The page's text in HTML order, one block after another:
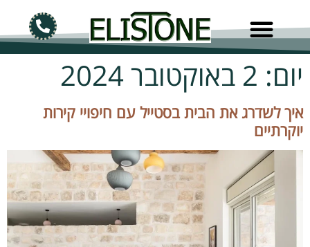
יום: 2 באוקטובר 2024
איך לשדרג את הבית בסטייל עם חיפויי קירות
יוקרתיים